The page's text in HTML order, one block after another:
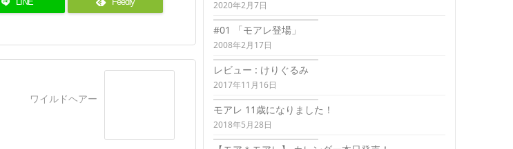
ワイルドヘアー
2020年2月7日
#01 「モアレ登場」
2008年2月17日
レビュー : けりぐるみ
2017年11月16日
モアレ 11歳になりました！
2018年5月28日